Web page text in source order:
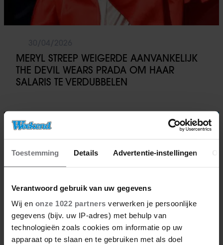
Toestemming Details Advertentie-instellingen
Verantwoord gebruik van uw gegevens
Wij en onze 1022 partners verwerken je persoonlijke
gegevens (bijv. uw IP-adres) met behulp van
technologieën zoals cookies om informatie op uw
apparaat op te slaan en te gebruiken met als doel
MERYL STREEP WEIGERDE AANVANKELIJK
THE DEVIL WEARS PRADA OM HAAR
SALARIS TE VERDUBBELEN
Nieuws